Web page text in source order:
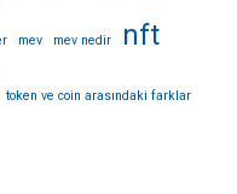
mev mev nedir nft
token ve coin arasındaki farklar